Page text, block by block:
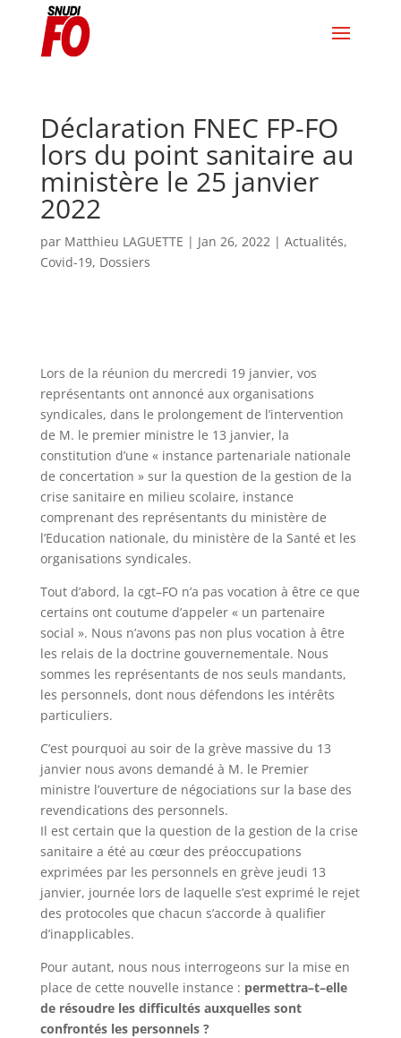
Déclaration FNEC FP-FO
lors du point sanitaire au
ministère le 25 janvier
2022
par Matthieu LAGUETTE | Jan 26, 2022| Actualités,
Covid-19, Dossiers
Lors de la réunion du mercredi 19 janvier, vos
représentants ont annoncé aux organisations
syndicales, dans le prolongement de l’intervention
de M. le premier ministre le 13 janvier, la
constitution d’une « instance partenariale nationale
de concertation » sur la question de la gestion de la
crise sanitaire en milieu scolaire, instance
comprenant des représentants du ministère de
l’Education nationale, du ministère de la Santé et les
organisations syndicales.
Tout d’abord, la cgt–FO n’a pas vocation à être ce que
certains ont coutume d’appeler « un partenaire
social ». Nous n’avons pas non plus vocation à être
les relais de la doctrine gouvernementale. Nous
sommes les représentants de nos seuls mandants,
les personnels, dont nous défendons les intérêts
particuliers.
C’est pourquoi au soir de la grève massive du 13
janvier nous avons demandé à M. le Premier
ministre l’ouverture de négociations sur la base des
revendications des personnels.
Il est certain que la question de la gestion de la crise
sanitaire a été au cœur des préoccupations
exprimées par les personnels en grève jeudi 13
janvier, journée lors de laquelle s’est exprimé le rejet
des protocoles que chacun s’accorde à qualifier
d’inapplicables.
Pour autant, nous nous interrogeons sur la mise en
place de cette nouvelle instance : permettra–t–elle
de résoudre les difficultés auxquelles sont
confrontés les personnels ?